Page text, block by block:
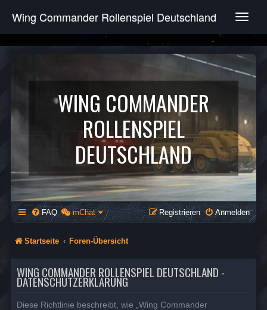
T
g
e
v
g
a
t
i
o
n
Wing Commander Rollenspiel Deutschland
WING COMMANDER
ROLLENSPIEL
DEUTSCHLAND
FAQ mChat Anmelden
Registrieren
Startseite Foren-Übersicht
WING COMMANDER ROLLENSPIEL DEUTSCHLAND -
DATENSCHUTZERKLÄRUNG
Diese Richtlinie beschreibt, wie „Wing Commander